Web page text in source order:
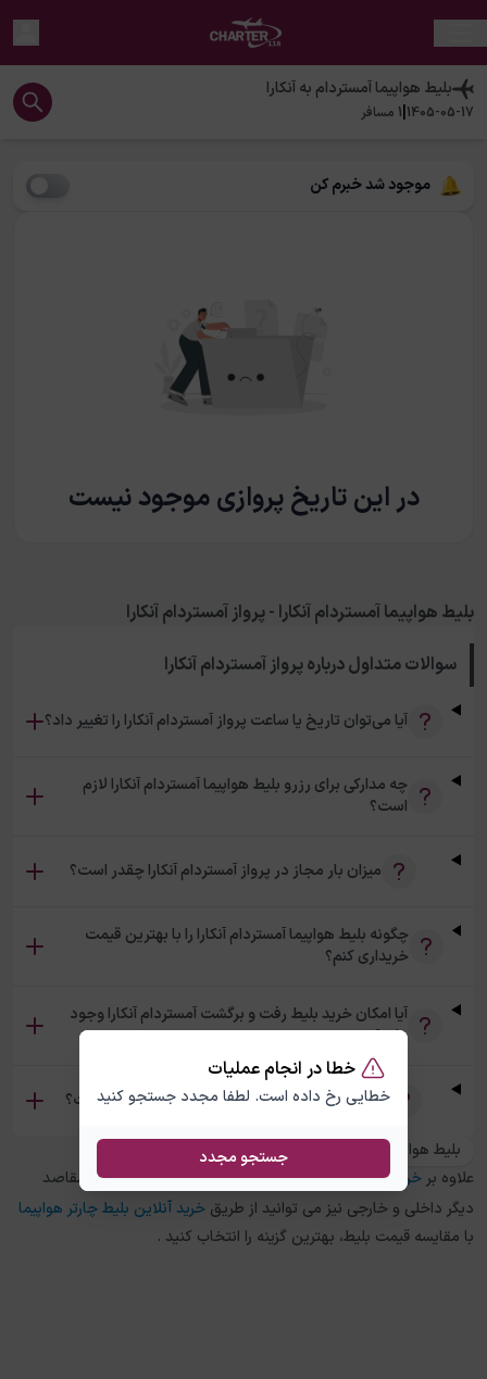
خطا در انجام عملیات
خطایی رخ داده است. لطفا مجدد جستجو کنید
جستجو مجدد
بلیط هواپیماآمستردام بهآنکارا
1405-05-17
|
1 مسافر
موجود شد خبرم کن
در این تاریخ پروازی موجود نیست
بلیط هواپیما آمستردام آنکارا - پرواز آمستردام آنکارا
سوالات متداول دربارهپرواز آمستردام آنکارا
آیا می‌توان تاریخ یا ساعت پرواز آمستردام آنکارا را تغییر داد؟
چه مدارکی برای رزرو بلیط هواپیما آمستردام آنکارا لازم
است؟
میزان بار مجاز در پرواز آمستردام آنکارا چقدر است؟
چگونه بلیط هواپیما آمستردام آنکارا را با بهترین قیمت
خریداری کنم؟
آیا امکان خرید بلیط رفت و برگشت آمستردام آنکارا وجود
دارد؟
تفاوت بلیط چارتر و سیستمی آمستردام آنکارا چیست؟
بلیط هواپیما آنکارا به اسخیپول آمستردام
علاوه بر خرید بلیط هواپیماآمستردامبهآنکارا
، در چارتر 118 برای مقاصد
دیگر داخلی و خارجی نیز می توانید از طریق خرید آنلاین بلیط چارتر هواپیما
با مقایسه قیمت بلیط، بهترین گزینه را انتخاب کنید .